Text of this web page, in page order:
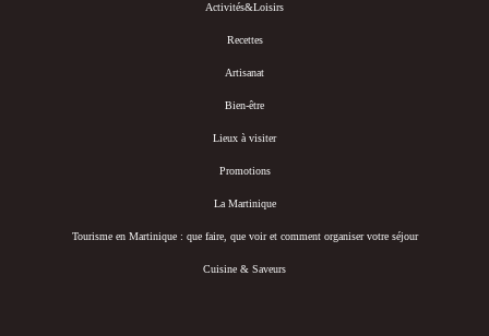
Activités&Loisirs
Recettes
Artisanat
Bien-être
Lieux à visiter
Promotions
La Martinique
Tourisme en Martinique : que faire, que voir et comment organiser votre séjour
Cuisine & Saveurs